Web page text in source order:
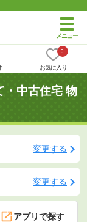
0
お気に入り
・中古住宅 物
変更する
変更する
アプリで探す